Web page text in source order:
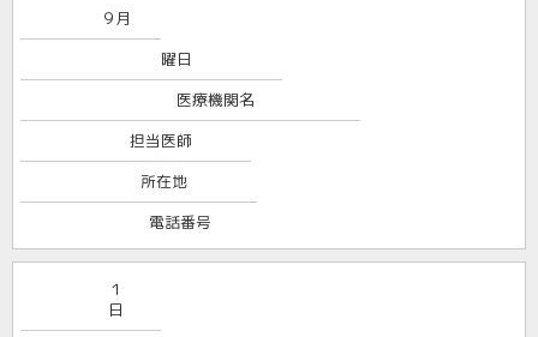
９月
曜日
医療機関名
担当医師
所在地
電話番号
１
日